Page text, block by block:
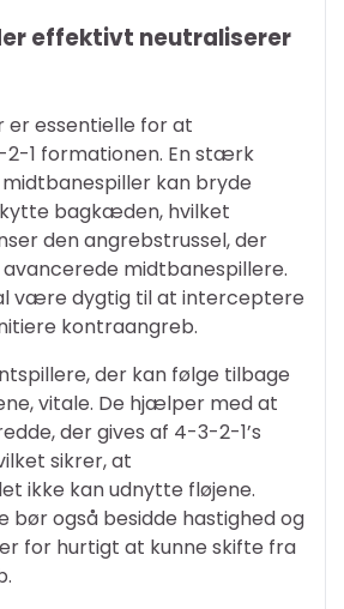
effektivt neutraliserer
er essentielle for at
1 formationen. En stærk
kan bryde
bagkæden, hvilket
den angrebstrussel, der
midtbanespillere.
være dygtig til at interceptere
kontraangreb.
der kan følge tilbage
vitale. De hjælper med at
der gives af 4-3-2-1’s
sikrer, at
ikke kan udnytte fløjene.
bør også besidde hastighed og
for hurtigt at kunne skifte fra